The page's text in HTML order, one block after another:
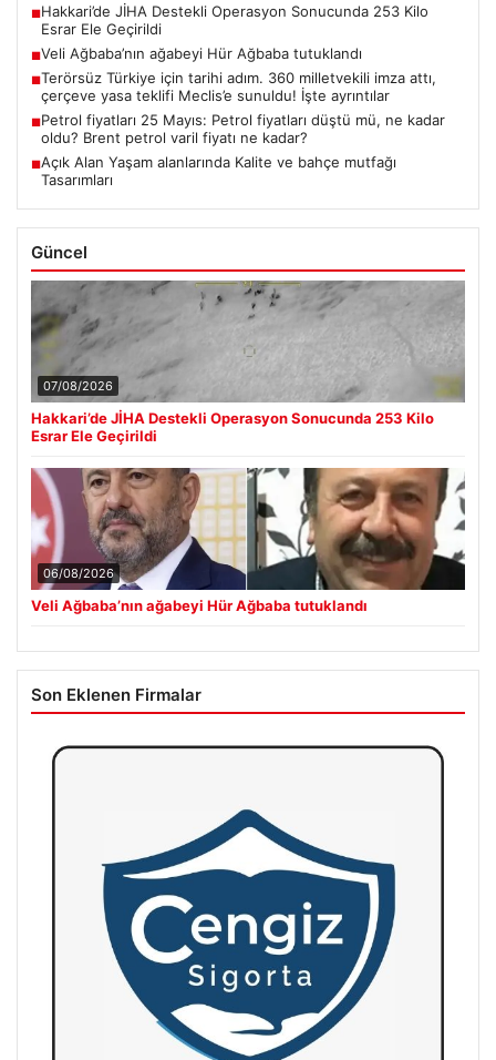
■Hakkari’de JİHA Destekli Operasyon Sonucunda 253 Kilo
Esrar Ele Geçirildi
■Veli Ağbaba’nın ağabeyi Hür Ağbaba tutuklandı
■Terörsüz Türkiye için tarihi adım. 360 milletvekili imza attı,
çerçeve yasa teklifi Meclis’e sunuldu! İşte ayrıntılar
■Petrol fiyatları 25 Mayıs: Petrol fiyatları düştü mü, ne kadar
oldu? Brent petrol varil fiyatı ne kadar?
■Açık Alan Yaşam alanlarında Kalite ve bahçe mutfağı
Tasarımları
Güncel
07/08/2026
Hakkari’de JİHA Destekli Operasyon Sonucunda 253 Kilo
Esrar Ele Geçirildi
06/08/2026
Veli Ağbaba’nın ağabeyi Hür Ağbaba tutuklandı
Son Eklenen Firmalar